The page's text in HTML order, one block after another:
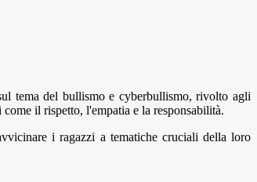
tema del bullismo e cyberbullismo, rivolto agli
il rispetto, l'empatia e la responsabilità.
i ragazzi a tematiche cruciali della loro